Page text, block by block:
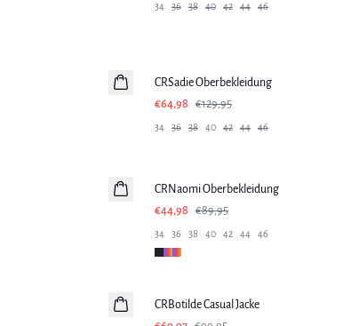
34 36 38 40 42 44 46
CRSadie Oberbekleidung
€64,98
€129,95
34 36 38 40 42 44 46
CRNaomi Oberbekleidung
€44,98
€89,95
34 36 38 40 42 44 46
CRBotilde Casual Jacke